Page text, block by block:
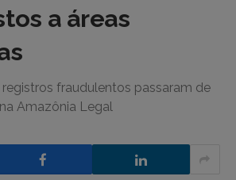
a áreas
fraudulentos passaram de
na Amazônia Legal